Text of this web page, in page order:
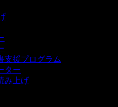
支援プログラム
ター
み上げ